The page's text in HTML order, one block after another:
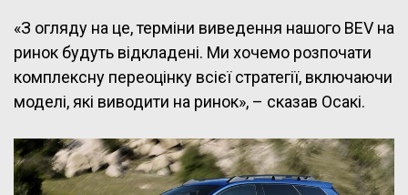
«З огляду на це, терміни виведення нашого BEV на
ринок будуть відкладені. Ми хочемо розпочати
комплексну переоцінку всієї стратегії, включаючи
моделі, які виводити на ринок», – сказав Осакі.